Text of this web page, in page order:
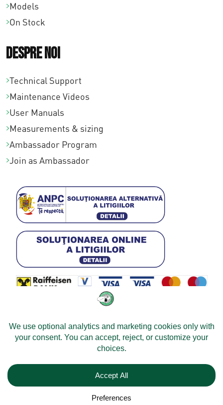
Models
On Stock
Despre noi
Technical Support
Maintenance Videos
User Manuals
Measurements & sizing
Ambassador Program
Join as Ambassador
Velomobileworld.com